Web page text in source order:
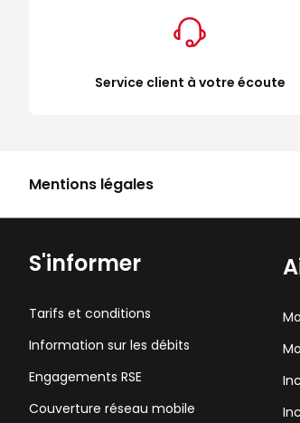
Service client à votre écoute
Mentions légales
S'informer
Tarifs et conditions
Information sur les débits
Engagements RSE
Couverture réseau mobile